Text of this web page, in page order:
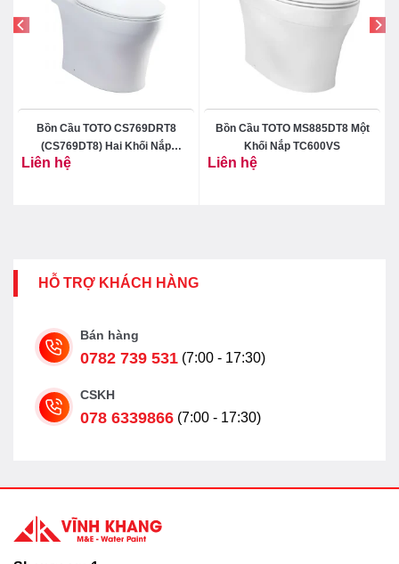
Bồn Cầu TOTO CS769DRT8
(CS769DT8) Hai Khối Nắp
Liên hệ
Bồn Cầu TOTO MS885DT8 Một
Khối Nắp TC600VS
Liên hệ
HỖ TRỢ KHÁCH HÀNG
Bán hàng
0782 739 531 (7:00 - 17:30)
CSKH
078 6339866 (7:00 - 17:30)